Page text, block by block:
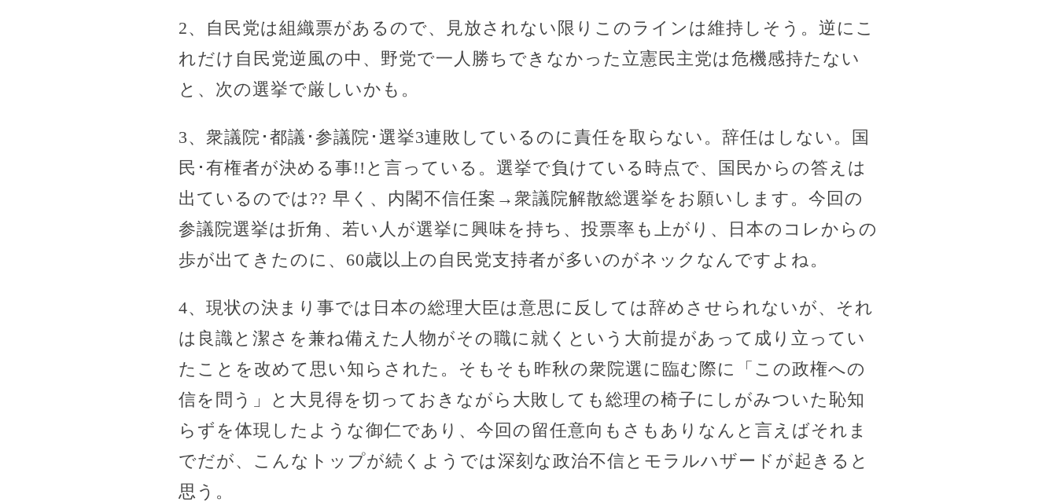
2、自民党は組織票があるので、見放されない限りこのラインは維持しそう。逆にこ
れだけ自民党逆風の中、野党で一人勝ちできなかった立憲民主党は危機感持たない
と、次の選挙で厳しいかも。
3、衆議院･都議･参議院･選挙3連敗しているのに責任を取らない。辞任はしない。国
民･有権者が決める事!!と言っている。選挙で負けている時点で、国民からの答えは
出ているのでは?? 早く、内閣不信任案→衆議院解散総選挙をお願いします。今回の
参議院選挙は折角、若い人が選挙に興味を持ち、投票率も上がり、日本のコレからの
歩が出てきたのに、60歳以上の自民党支持者が多いのがネックなんですよね。
4、現状の決まり事では日本の総理大臣は意思に反しては辞めさせられないが、それ
は良識と潔さを兼ね備えた人物がその職に就くという大前提があって成り立ってい
たことを改めて思い知らされた。そもそも昨秋の衆院選に臨む際に「この政権への
信を問う」と大見得を切っておきながら大敗しても総理の椅子にしがみついた恥知
らずを体現したような御仁であり、今回の留任意向もさもありなんと言えばそれま
でだが、こんなトップが続くようでは深刻な政治不信とモラルハザードが起きると
思う。